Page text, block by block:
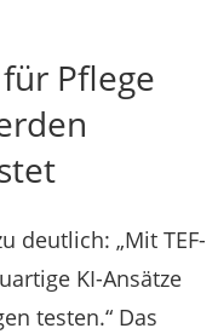
Pflege
deutlich: „Mit TEF-
KI-Ansätze
testen.“ Das